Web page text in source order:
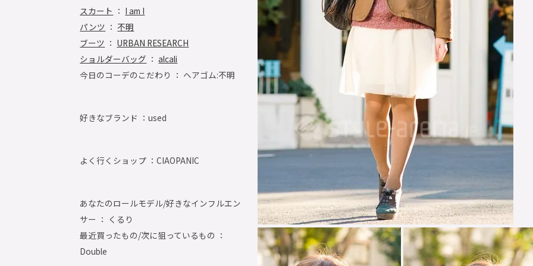
スカート ： I am I
パンツ ： 不明
ブーツ ： URBAN RESEARCH
ショルダーバッグ ：alcali
今日のコーデのこだわり ： ヘアゴム:不明
好きなブランド ：used
よく行くショップ ：CIAOPANIC
あなたのロールモデル/好きなインフルエン
サー ： くるり
最近買ったもの/次に狙っているもの ：
Double